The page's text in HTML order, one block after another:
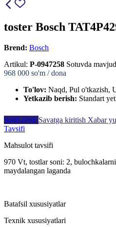
toster Bosch
Brend: Bosch
Artikul: P-0947258 Sotuvda mavjud
968 000 so'm / dona
To'lov: Naqd, Pul o'tkazish,
Yetkazib berish: Standart
Sotib olish Savatga kiritish Xabar
Tavsifi
Mahsulot tavsifi
970 Vt, tostlar soni: 2,
maydalangan laganda
Batafsil xususiyatlar
Texnik xususiyatlari